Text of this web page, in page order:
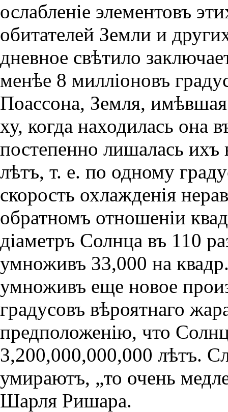
ослабленiе элементовъ
обитателей Земли и
дневное свѣтило
менѣе 8 миллiоновъ
Поассона, Земля,
ху, когда находилась она
постепенно лишалась
лѣтъ, т. е. по одному
скорость охлажденiя
обратномъ отношенiи
дiаметръ Солнца въ 110
умноживъ 33,000 на
умноживъ еще новое
градусовъ вѣроятнаго
предположенiю, что
3,200,000,000,000 лѣтъ.
умираютъ, „то очень
Шарля Ришара.